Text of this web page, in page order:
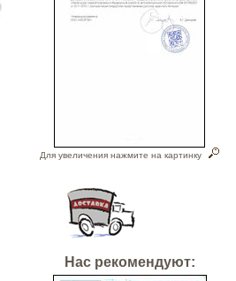
Для увеличения нажмите на картинку
Нас рекомендуют: